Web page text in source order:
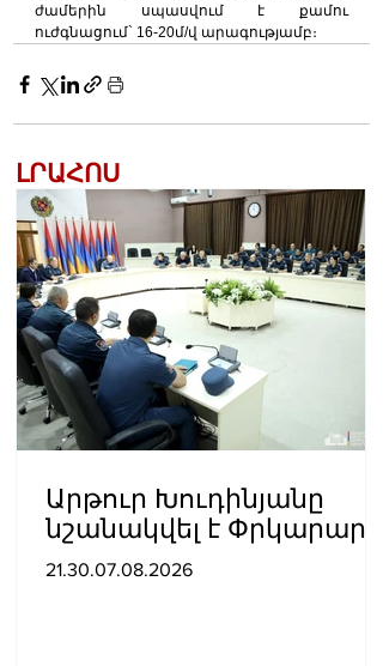
ժամերին սպասվում է քամու
ուժգնացում` 16-20մ/վ արագությամբ։
ԼՐԱՀՈՍ
Արթուր Խուդինյանը
նշանակվել է Փրկարար
ծառայության տնօրենի
21.30.07.08.2026